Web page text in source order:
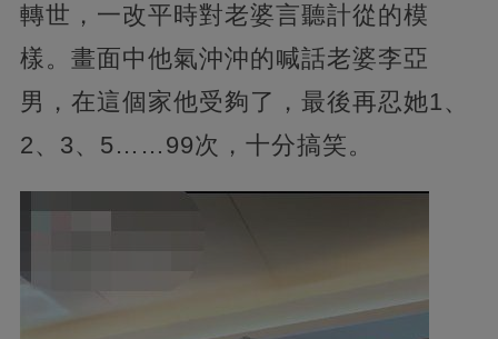
轉世，一改平時對老婆言聽計從的模
樣。畫面中他氣沖沖的喊話老婆李亞
男，在這個家他受夠了，最後再忍她1、
2、3、5……99次，十分搞笑。